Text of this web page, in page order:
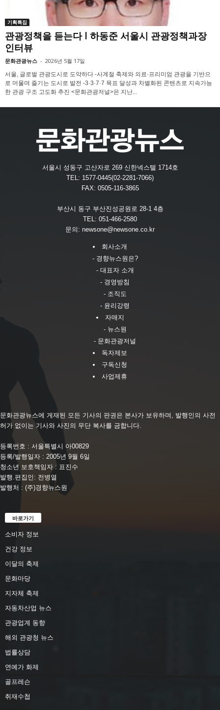
기획특집
관광정책을 듣는다 l 하동준 서울시 관광정책과장
인터뷰
문화관광뉴스 - 2026년 5월 17일
서울, 글로벌 관광도시로 도약하다 -사계절 축제와 의료·프리미엄 관광을 기반으
로 머물며 즐기는 도시로 발전 -3·3·7·7 목표 달성과 차별화된 콘텐츠로 지속가능
한 관광 구조 고도화 추진 <문화관광저널>은 지난...
서울시 성동구 고산자로 269 신한넥스텔 1714호
TEL: 1577-0445(02-2281-7066)
FAX: 0505-116-3865
부산시 동구 부산진성공원로 28-1 4층
TEL: 051-466-2580
문의: newsone@newsone.co.kr
회사소개
- 경향뉴스원은?
- 대표자 소개
- 경영방침
- 조직도
- 윤리강령
자매지
- 뉴스원
- 문화관광저널
독자제보
구독신청
사업제휴
문화관광뉴스에 게재된 모든 기사의 판권은 본사가 보유하며, 발행인의 사전
허가 없이는 기사와 사진의 무단 복사를 금합니다.
등록번호 : 서울특별시 아00829
등록/발행일자 : 2005년 9월 6일
청소년 보호책임자 : 표진수
발행.편집인: 전병열
발행처 : (주)경향뉴스원
바로가기
소비자 정보
건강 정보
이달의 축제
문화마당
지자체 축제
자동차산업 뉴스
관광업계 동향
해외 관광청 뉴스
법률상담
연예가 화제
골프레슨
취재수첩